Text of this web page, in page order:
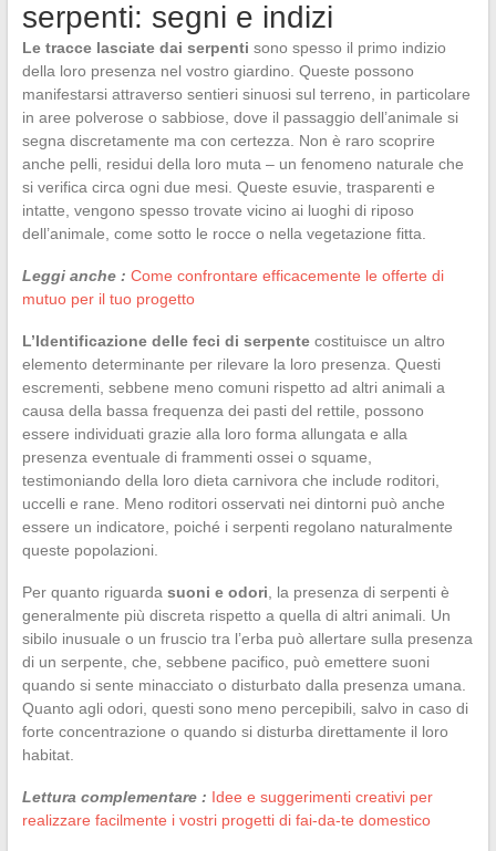
serpenti: segni e indizi
Le tracce lasciate dai serpenti sono spesso il primo indizio
della loro presenza nel vostro giardino. Queste possono
manifestarsi attraverso sentieri sinuosi sul terreno, in particolare
in aree polverose o sabbiose, dove il passaggio dell’animale si
segna discretamente ma con certezza. Non è raro scoprire
anche pelli, residui della loro muta – un fenomeno naturale che
si verifica circa ogni due mesi. Queste esuvie, trasparenti e
intatte, vengono spesso trovate vicino ai luoghi di riposo
dell’animale, come sotto le rocce o nella vegetazione fitta.
Leggi anche : Come confrontare efficacemente le offerte di
mutuo per il tuo progetto
L’Identificazione delle feci di serpentecostituisce un altro
elemento determinante per rilevare la loro presenza. Questi
escrementi, sebbene meno comuni rispetto ad altri animali a
causa della bassa frequenza dei pasti del rettile, possono
essere individuati grazie alla loro forma allungata e alla
presenza eventuale di frammenti ossei o squame,
testimoniando della loro dieta carnivora che include roditori,
uccelli e rane. Meno roditori osservati nei dintorni può anche
essere un indicatore, poiché i serpenti regolano naturalmente
queste popolazioni.
Per quanto riguarda suoni e odori , la presenza di serpenti è
generalmente più discreta rispetto a quella di altri animali. Un
sibilo inusuale o un fruscio tra l’erba può allertare sulla presenza
di un serpente, che, sebbene pacifico, può emettere suoni
quando si sente minacciato o disturbato dalla presenza umana.
Quanto agli odori, questi sono meno percepibili, salvo in caso di
forte concentrazione o quando si disturba direttamente il loro
habitat.
Lettura complementare : Idee e suggerimenti creativi per
realizzare facilmente i vostri progetti di fai-da-te domestico